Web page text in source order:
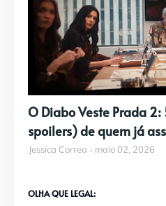
O Diabo Veste Prada
spoilers) de quem já
Jessica Correa maio 02, 2026
OLHA QUE LEGAL: